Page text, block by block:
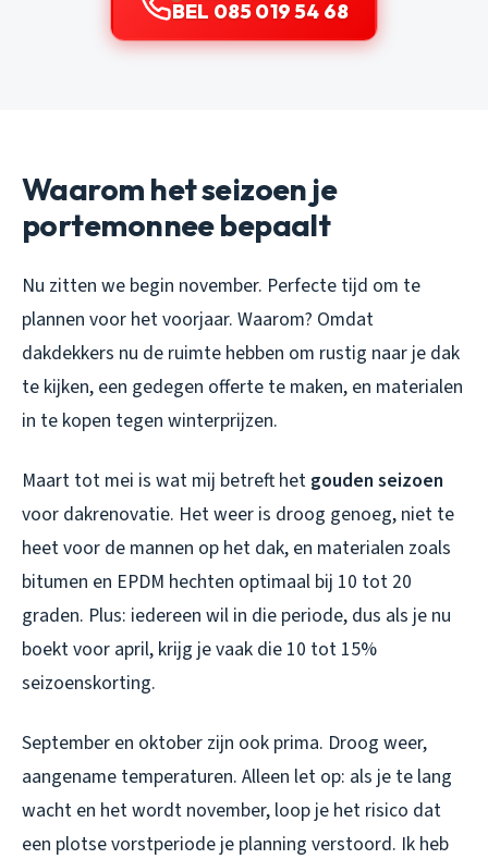
BEL 085 019 54 68
Waarom het seizoen je
portemonnee bepaalt
Nu zitten we begin november. Perfecte tijd om te
plannen voor het voorjaar. Waarom? Omdat
dakdekkers nu de ruimte hebben om rustig naar je dak
te kijken, een gedegen offerte te maken, en materialen
in te kopen tegen winterprijzen.
Maart tot mei is wat mij betreft het gouden seizoen
voor dakrenovatie. Het weer is droog genoeg, niet te
heet voor de mannen op het dak, en materialen zoals
bitumen en EPDM hechten optimaal bij 10 tot 20
graden. Plus: iedereen wil in die periode, dus als je nu
boekt voor april, krijg je vaak die 10 tot 15%
seizoenskorting.
September en oktober zijn ook prima. Droog weer,
aangename temperaturen. Alleen let op: als je te lang
wacht en het wordt november, loop je het risico dat
een plotse vorstperiode je planning verstoord. Ik heb